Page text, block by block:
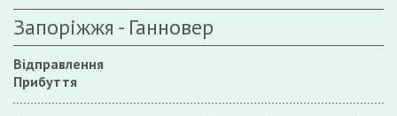
Запоріжжя - Ганновер
Відправлення
Прибуття